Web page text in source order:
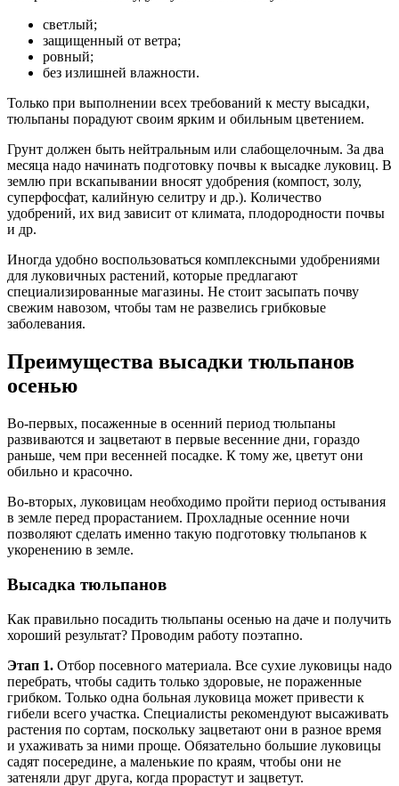
светлый;
защищенный от ветра;
ровный;
без излишней влажности.
Только при выполнении всех требований к месту высадки,
тюльпаны порадуют своим ярким и обильным цветением.
Грунт должен быть нейтральным или слабощелочным. За два
месяца надо начинать подготовку почвы к высадке луковиц. В
землю при вскапывании вносят удобрения (компост, золу,
суперфосфат, калийную селитру и др.). Количество
удобрений, их вид зависит от климата, плодородности почвы
и др.
Иногда удобно воспользоваться комплексными удобрениями
для луковичных растений, которые предлагают
специализированные магазины. Не стоит засыпать почву
свежим навозом, чтобы там не развелись грибковые
заболевания.
Преимущества высадки тюльпанов
осенью
Во-первых, посаженные в осенний период тюльпаны
развиваются и зацветают в первые весенние дни, гораздо
раньше, чем при весенней посадке. К тому же, цветут они
обильно и красочно.
Во-вторых, луковицам необходимо пройти период остывания
в земле перед прорастанием. Прохладные осенние ночи
позволяют сделать именно такую подготовку тюльпанов к
укоренению в земле.
Высадка тюльпанов
Как правильно посадить тюльпаны осенью на даче и получить
хороший результат? Проводим работу поэтапно.
Этап 1. Отбор посевного материала. Все сухие луковицы надо
перебрать, чтобы садить только здоровые, не пораженные
грибком. Только одна больная луковица может привести к
гибели всего участка. Специалисты рекомендуют высаживать
растения по сортам, поскольку зацветают они в разное время
и ухаживать за ними проще. Обязательно большие луковицы
садят посередине, а маленькие по краям, чтобы они не
затеняли друг друга, когда прорастут и зацветут.